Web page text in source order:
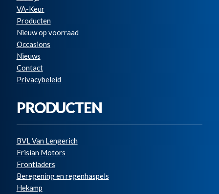
VA-Keur
Producten
Nieuw op voorraad
Occasions
Nieuws
Contact
Privacybeleid
PRODUCTEN
BVL Van Lengerich
Frisian Motors
Frontladers
Beregening en regenhaspels
Hekamp